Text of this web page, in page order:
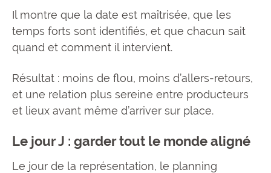
Il montre que la date est maîtrisée, que les
temps forts sont identifiés, et que chacun sait
quand et comment il intervient.
Résultat : moins de flou, moins d’allers-retours,
et une relation plus sereine entre producteurs
et lieux avant même d’arriver sur place.
Le jour J : garder tout le monde aligné
Le jour de la représentation, le planning